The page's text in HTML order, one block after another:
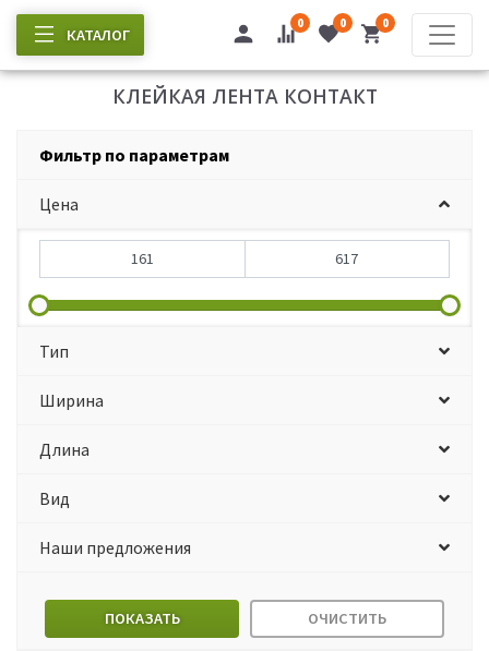
КАТАЛОГ
0 0 0
КЛЕЙКАЯ ЛЕНТА КОНТАКТ
Фильтр по параметрам
Цена
Тип
Ширина
Длина
Вид
Наши предложения
ПОКАЗАТЬ ОЧИСТИТЬ